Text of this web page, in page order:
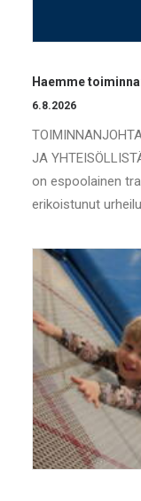
Haemme
6.8.2026
JA
on espoolainen
erikoistunut